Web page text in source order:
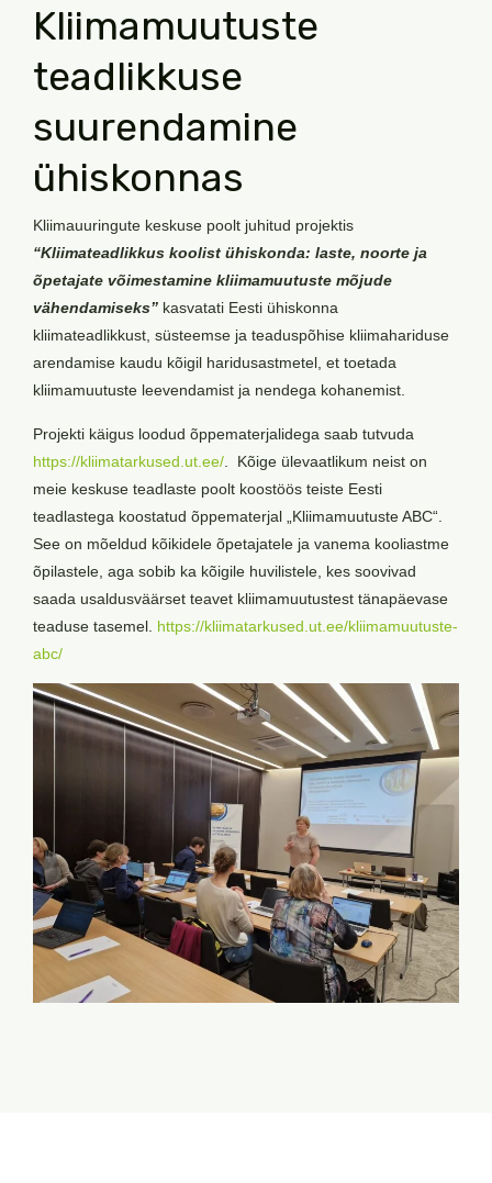
Kliimamuutuste
teadlikkuse
suurendamine
ühiskonnas ​
Kliimauuringute keskuse poolt juhitud projektis
“Kliimateadlikkus koolist ühiskonda: laste, noorte ja
õpetajate võimestamine kliimamuutuste mõjude
vähendamiseks” kasvatati Eesti ühiskonna
kliimateadlikkust, süsteemse ja teaduspõhise kliimahariduse
arendamise kaudu kõigil haridusastmetel, et toetada
kliimamuutuste leevendamist ja nendega kohanemist.
Projekti käigus loodud õppematerjalidega saab tutvuda
https://kliimatarkused.ut.ee/ . Kõige ülevaatlikum neist on
meie keskuse teadlaste poolt koostöös teiste Eesti
teadlastega koostatud õppematerjal „Kliimamuutuste ABC“.
See on mõeldud kõikidele õpetajatele ja vanema kooliastme
õpilastele, aga sobib ka kõigile huvilistele, kes soovivad
saada usaldusväärset teavet kliimamuutustest tänapäevase
teaduse tasemel. https://kliimatarkused.ut.ee/kliimamuutuste-
abc/